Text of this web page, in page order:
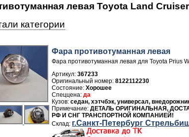
левая Toyota Land
категории
Фара противотуманная левая
Фара противотуманная левая для Toyota Prius
Артикул:367233
8122112230
Хорошее
да
седан, хэтчбэк, универсал,
ДЕТАЛЬ ОРИГИНАЛЬНАЯ,
РФ И СНГ ТРАНСПОРТНОЙ КОМПАНИЕЙ!
г.Санкт-Петербург